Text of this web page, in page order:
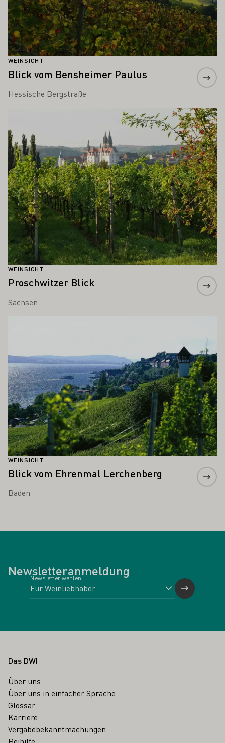
WEINSICHT
Blick vom Bensheimer Paulus
Hessische Bergstraße
WEINSICHT
Proschwitzer Blick
Sachsen
WEINSICHT
Blick vom Ehrenmal Lerchenberg
Baden
Newsletteranmeldung
Newsletter wählen
Fußbereich
Das DWI
Über uns
Über uns in einfacher Sprache
Glossar
Karriere
Vergabebekanntmachungen